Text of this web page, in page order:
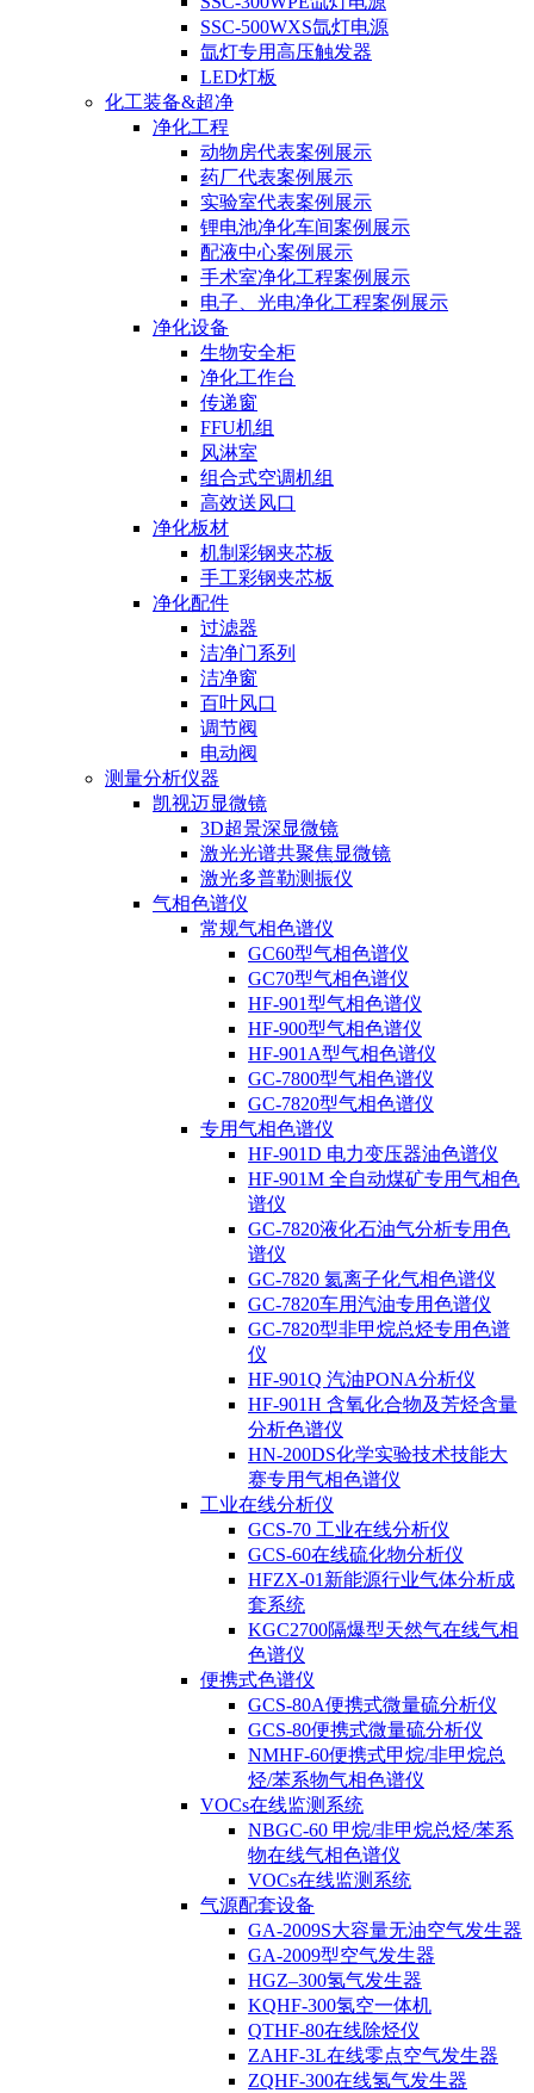
SSC-500WXS氙灯电源
氙灯专用高压触发器
LED灯板
化工装备&超净
净化工程
动物房代表案例展示
药厂代表案例展示
实验室代表案例展示
锂电池净化车间案例展示
配液中心案例展示
手术室净化工程案例展示
电子、光电净化工程案例展示
净化设备
生物安全柜
净化工作台
传递窗
FFU机组
风淋室
组合式空调机组
高效送风口
净化板材
机制彩钢夹芯板
手工彩钢夹芯板
净化配件
过滤器
洁净门系列
洁净窗
百叶风口
调节阀
电动阀
测量分析仪器
凯视迈显微镜
3D超景深显微镜
激光光谱共聚焦显微镜
激光多普勒测振仪
气相色谱仪
常规气相色谱仪
GC60型气相色谱仪
GC70型气相色谱仪
HF-901型气相色谱仪
HF-900型气相色谱仪
HF-901A型气相色谱仪
GC-7800型气相色谱仪
GC-7820型气相色谱仪
专用气相色谱仪
HF-901D 电力变压器油色谱仪
HF-901M 全自动煤矿专用气相色
谱仪
GC-7820液化石油气分析专用色
谱仪
GC-7820 氦离子化气相色谱仪
GC-7820车用汽油专用色谱仪
GC-7820型非甲烷总烃专用色谱
仪
HF-901Q 汽油PONA分析仪
HF-901H 含氧化合物及芳烃含量
分析色谱仪
HN-200DS化学实验技术技能大
赛专用气相色谱仪
工业在线分析仪
GCS-70 工业在线分析仪
GCS-60在线硫化物分析仪
HFZX-01新能源行业气体分析成
套系统
KGC2700隔爆型天然气在线气相
色谱仪
便携式色谱仪
GCS-80A便携式微量硫分析仪
GCS-80便携式微量硫分析仪
NMHF-60便携式甲烷/非甲烷总
烃/苯系物气相色谱仪
VOCs在线监测系统
NBGC-60 甲烷/非甲烷总烃/苯系
物在线气相色谱仪
VOCs在线监测系统
气源配套设备
GA-2009S大容量无油空气发生器
GA-2009型空气发生器
HGZ–300氢气发生器
KQHF-300氢空一体机
QTHF-80在线除烃仪
ZAHF-3L在线零点空气发生器
ZQHF-300在线氢气发生器